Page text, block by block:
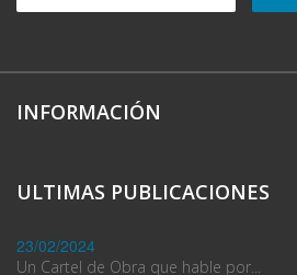
INFORMACIÓN
ULTIMAS PUBLICACIONES
23/02/2024
Un Cartel de Obra que hable por...